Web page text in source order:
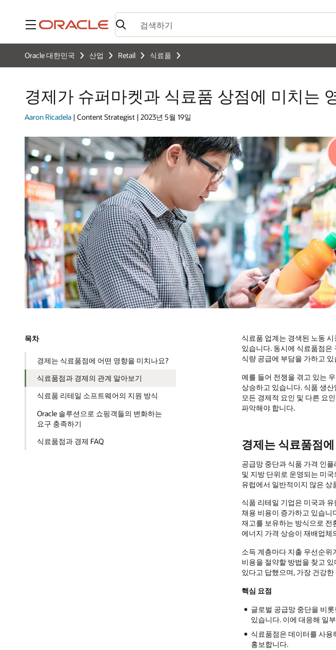
메뉴
Oracle 대한민국 산업 Retail 식료품
경제가 슈퍼마켓과 식료품 상점에 미치는
Aaron Ricadela | Content Strategist | 2023년 5월 19일
목차
경제는 식료품점에 어떤 영향을 미치나요?
식료품점과 경제의 관계 알아보기
식료품 리테일 소프트웨어의 지원 방식
Oracle 솔루션으로 쇼핑객들의 변화하는
요구 충족하기
식료품점과 경제 FAQ
식료품 업계는 경색된 노동
있습니다. 동시에 식료품점은
식량 공급에 부담을 가하고
예를 들어 전쟁을 겪고 있는
상승하고 있습니다. 식품 생
모든 경제적 요인 및 다른 요
파악해야 합니다.
경제는 식료품점
공급망 중단과 식품 가격 인
및 지방 단위로 운영되는 미
유럽에서 일반적이지 않은
식품 리테일 기업은 미국과
채용 비용이 증가하고 있습니
재고를 보유하는 방식으로 전
에너지 가격 상승이 재배업체
소득 계층마다 지출 우선순위
비용을 절약할 방법을 찾고
있다고 답했으며, 가장 건강
핵심 요점
글로벌 공급망 중단을 비
있습니다. 이에 대응해 일
식료품점은 데이터를 사
홍보합니다.